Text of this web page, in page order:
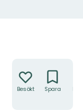
Besökt Spara